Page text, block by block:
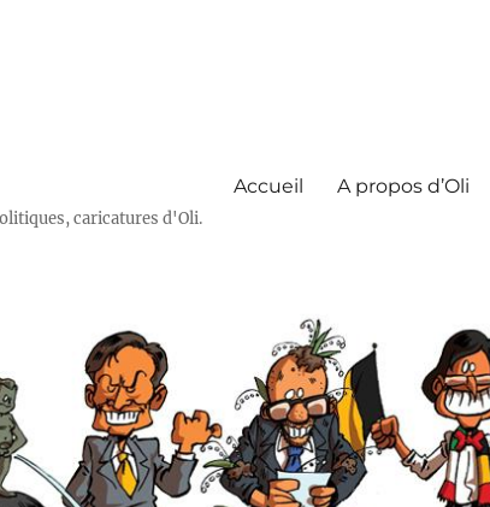
caricatures d'Oli.
Accueil A propos d’Oli